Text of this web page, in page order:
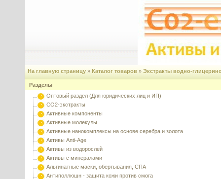
На главную страницу » Каталог товаров » Экстракты водно-
Разделы
Оптовый раздел (Для юридических лиц и ИП)
CO2-экстракты
Активные компоненты
Активные молекулы
Активные нанокомплексы на основе серебра и золота
Активы Anti-Age
Активы из водорослей
Активы с минералами
Альгинатные маски, обертывания, СПА
Антиполлюшн - защита кожи против смога